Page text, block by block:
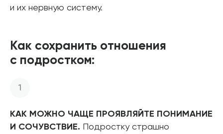
и их нервную систему.
Как сохранить отношения
с подростком:
КАК МОЖНО ЧАЩЕ ПРОЯВЛЯЙТЕ ПОНИМАНИЕ
И СОЧУВСТВИЕ. Подростку страшно